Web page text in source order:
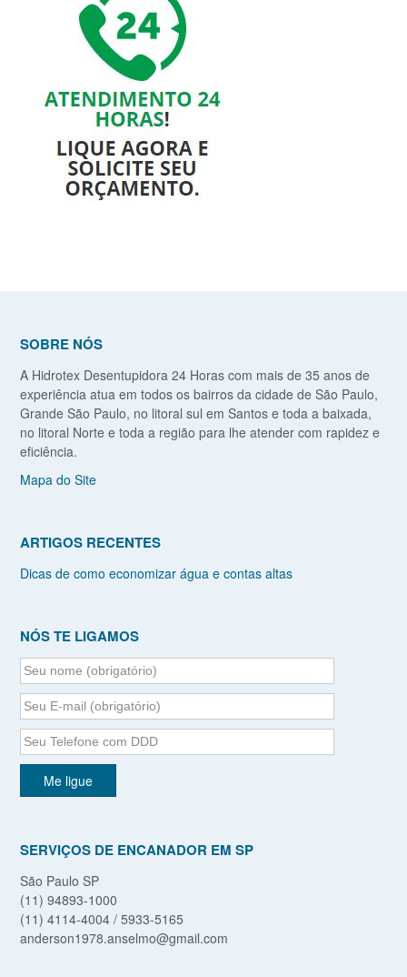
SOBRE NÓS
A Hidrotex Desentupidora 24 Horas com mais de 35 anos de
experiência atua em todos os bairros da cidade de São Paulo,
Grande São Paulo, no litoral sul em Santos e toda a baixada,
no litoral Norte e toda a região para lhe atender com rapidez e
eficiência.
Mapa do Site
ARTIGOS RECENTES
Dicas de como economizar água e contas altas
NÓS TE LIGAMOS
SERVIÇOS DE ENCANADOR EM SP
São Paulo SP
(11) 94893-1000
(11) 4114-4004 / 5933-5165
anderson1978.anselmo@gmail.com